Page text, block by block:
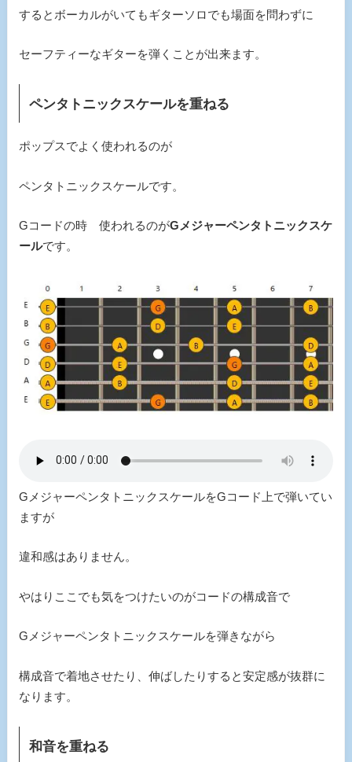
するとボーカルがいてもギターソロでも場面を問わずに
セーフティーなギターを弾くことが出来ます。
ペンタトニックスケールを重ねる
ポップスでよく使われるのが
ペンタトニックスケールです。
Gコードの時 使われるのがGメジャーペンタトニックスケ
ールです。
GメジャーペンタトニックスケールをGコード上で弾いてい
ますが
違和感はありません。
やはりここでも気をつけたいのがコードの構成音で
Gメジャーペンタトニックスケールを弾きながら
構成音で着地させたり、伸ばしたりすると安定感が抜群に
なります。
和音を重ねる